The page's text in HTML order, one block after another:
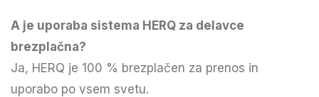
A je uporaba sistema HERQ za delavce
brezplačna?
Ja, HERQ je 100 % brezplačen za prenos in
uporabo po vsem svetu.